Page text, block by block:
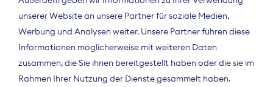
Der Bundesverband Digitalpublisher und
unserer Website an unsere Partner für soziale Medien,
Werbung und Analysen weiter. Unsere Partner führen diese
Informationen möglicherweise mit weiteren Daten
zusammen, die Sie ihnen bereitgestellt haben oder die sie im
Rahmen Ihrer Nutzung der Dienste gesammelt haben.